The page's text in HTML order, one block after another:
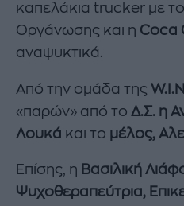
καπελάκια trucker με
Οργάνωσης και η Coca
αναψυκτικά.
Από την ομάδα της W. . N
«παρών» από το Δ.Σ. η
Λουκά και το μέλος,
Επίσης, η Βασιλική
Ψυχοθεραπεύτρια,